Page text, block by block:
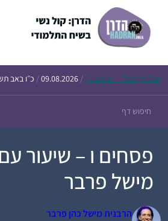
Today’s Daf – זבחים נ״ו /
09.08.2026
/ כ״ו באב
פסחים ו – שיעור
מישל פרבר
הרבנית מישל כהן פרבר